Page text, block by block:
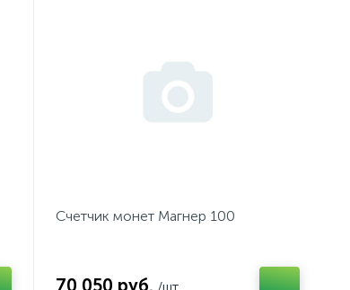
Счетчик монет Магнер 100
70 050 руб.